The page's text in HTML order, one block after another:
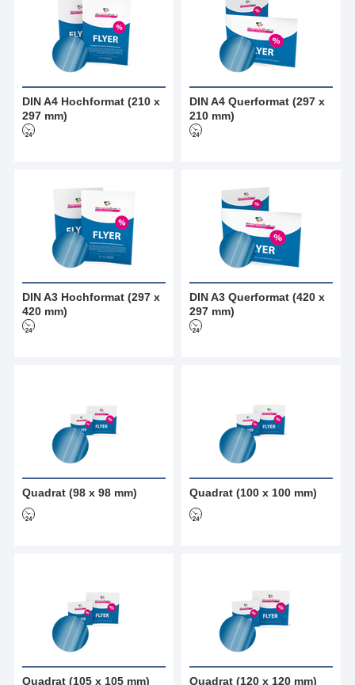
DIN A4 Hochformat (210 x
297 mm)
DIN A4 Querformat (297 x
210 mm)
DIN A3 Hochformat (297 x
420 mm)
DIN A3 Querformat (420 x
297 mm)
Quadrat (98 x 98 mm) Quadrat (100 x 100 mm)
Quadrat (105 x 105 mm) Quadrat (120 x 120 mm)